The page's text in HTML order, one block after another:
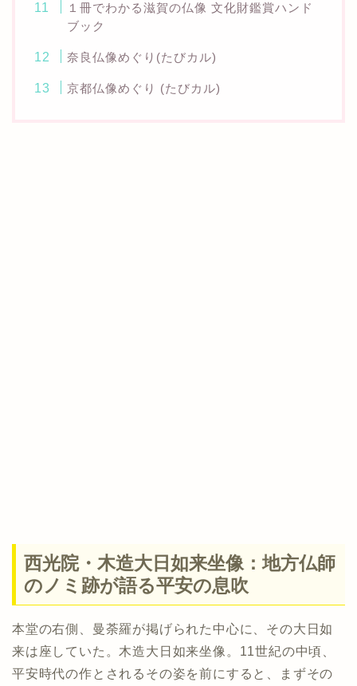
１冊でわかる滋賀の仏像 文化財鑑賞ハンド
ブック
奈良仏像めぐり(たびカル)
京都仏像めぐり (たびカル)
西光院・木造大日如来坐像：地方仏師
のノミ跡が語る平安の息吹
本堂の右側、曼荼羅が掲げられた中心に、その大日如
来は座していた。木造大日如来坐像。11世紀の中頃、
平安時代の作とされるその姿を前にすると、まずその